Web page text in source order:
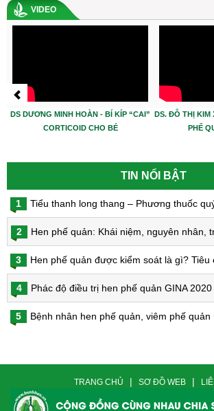
VIDEO
DS DƯƠNG MINH HOÀN - BÍ KÍP “CAI”
CORTICOID CHO BÉ
DS. ĐỖ THỊ KIM
PHẾ
TIN NỔI BẬT
1 Tiểu thanh long thang – Phương thuốc
2 Hen phế quản: Khái niệm, nguyên nhân, triệu chứng, đối tượng nguy cơ, phòng
3 Hen phế quản được kiểm soát là gì? Tiêu chí
4 Phác độ điều trị hen phế quản GINA 2020
5 Bệnh nhân hen phế quản, viêm phế quản mạn, COPD và
TRANG CHỦ | SƠ ĐỒ WEB |